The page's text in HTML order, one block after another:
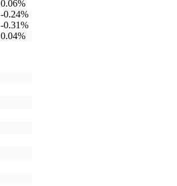
0.06%
-0.24%
-0.31%
0.04%